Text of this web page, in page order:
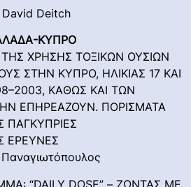
David Deitch
ΚΥΠΡΟ
ΧΡΗΣΗΣ ΤΟΞΙΚΩΝ ΟΥΣΙΩΝ
ΣΤΗΝ ΚΥΠΡΟ, ΗΛΙΚΙΑΣ 17 ΚΑΙ
ΚΑΘΩΣ ΚΑΙ ΤΩΝ
ΕΠΗΡΕΑΖΟΥΝ. ΠΟΡΙΣΜΑΤΑ
ΠΑΓΚΥΠΡΙΕΣ
ΕΡΕΥΝΕΣ
“DAILY DOSE” – ΖΩΝΤΑΣ ΜΕ